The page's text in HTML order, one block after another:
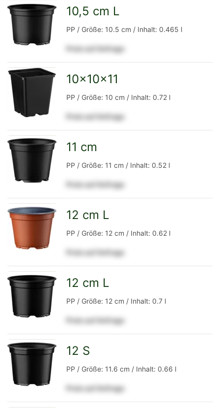
Detailseite
Detailseite
10,5 cm L
PP / Größe: 10.5 cm / Inhalt: 0.465 l
Preis auf Anfrage
Detailseite
10x10x11
PP / Größe: 10 cm / Inhalt: 0.72 l
Preis auf Anfrage
Detailseite
11 cm
PP / Größe: 11 cm / Inhalt: 0.52 l
Preis auf Anfrage
Detailseite
12 cm L
PP / Größe: 12 cm / Inhalt: 0.62 l
Preis auf Anfrage
Detailseite
12 cm L
PP / Größe: 12 cm / Inhalt: 0.7 l
Preis auf Anfrage
12 S
PP / Größe: 11.6 cm / Inhalt: 0.66 l
Preis auf Anfrage